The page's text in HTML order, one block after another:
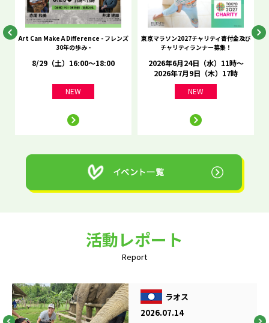
Art Can Make A Difference - フレンズ
30年の歩み -
8/29（土）16:00～18:00
NEW
東京マラソン2027チャリティ寄付金及び
チャリティランナー募集！
2026年6月24日（水）11時～
2026年7月9日（木）17時
NEW
活動レポート
Report
ラオス
2026.07.14